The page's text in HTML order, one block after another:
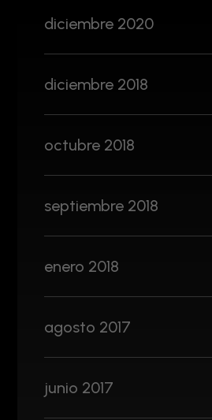
diciembre 2020
diciembre 2018
octubre 2018
septiembre 2018
enero 2018
agosto 2017
junio 2017